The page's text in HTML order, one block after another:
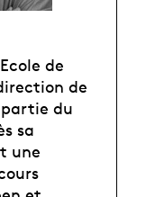
de
de
du
sa
une